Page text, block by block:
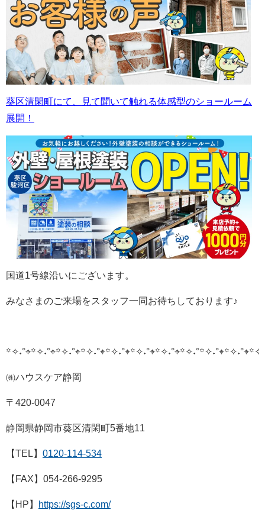
葵区清閑町にて、見て聞いて触れる体感型のショールーム
展開！
国道1号線沿いにございます。
みなさまのご来場をスタッフ一同お待ちしております♪
꙳✧˖°⌖꙳✧˖°⌖꙳✧˖°⌖꙳✧˖°⌖꙳✧˖°⌖꙳✧˖°⌖꙳✧˖°⌖꙳✧˖°
㈱ハウスケア静岡
〒420-0047
静岡県静岡市葵区清閑町5番地11
【TEL】 0120-114-534
【FAX】054-266-9295
【HP】 https://sgs-c.com/